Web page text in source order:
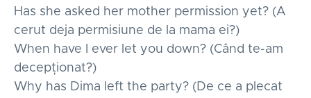
Has she asked her mother permission yet? (A
cerut deja permisiune de la mama ei?)
When have I ever let you down? (Când te-am
decepționat?)
Why has Dima left the party? (De ce a plecat